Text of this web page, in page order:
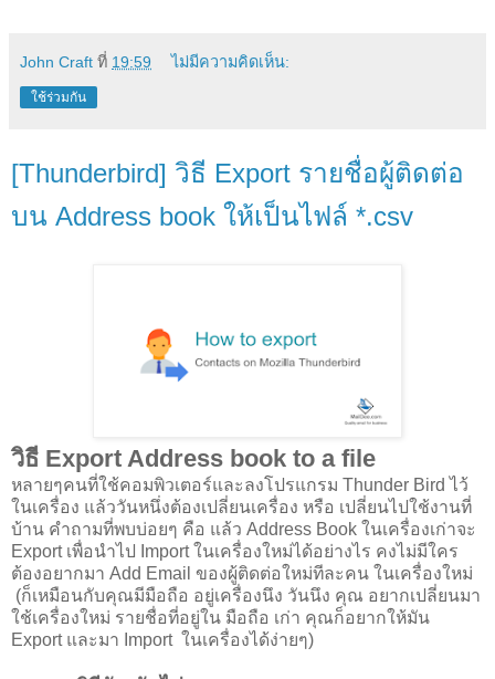
John Craft ที่ 19:59 ไม่มีความคิดเห็น:
ใช้ร่วมกัน
[Thunderbird] วิธี Export รายชื่อผู้ติดต่อ
บน Address book ให้เป็นไฟล์ *.csv
วิธี Export Address book to a file
หลายๆคนที่ใช้คอมพิวเตอร์และลงโปรแกรม Thunder Bird ไว้
ในเครื่อง แล้ววันหนึ่งต้องเปลี่ยนเครื่อง หรือ เปลี่ยนไปใช้งานที่
บ้าน คำถามที่พบบ่อยๆ คือ แล้ว Address Book ในเครื่องเก่าจะ
Export เพื่อนำไป Import ในเครื่องใหม่ได้อย่างไร คงไม่มีใคร
ต้องอยากมา Add Email ของผู้ติดต่อใหม่ทีละคน ในเครื่องใหม่
(ก็เหมือนกับคุณมีมือถือ อยู่เครื่องนึง วันนึง คุณ อยากเปลี่ยนมา
ใช้เครื่องใหม่ รายชื่อที่อยู่ใน มือถือ เก่า คุณก็อยากให้มัน
Export และมา Import ในเครื่องได้ง่ายๆ)